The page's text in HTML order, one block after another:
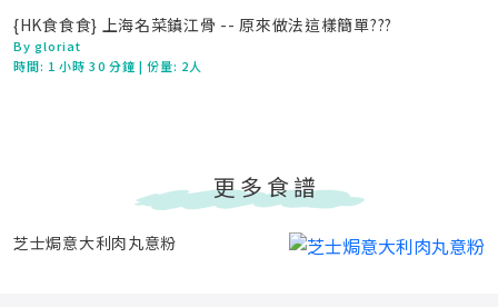
{HK食食食} 上海名菜鎮江骨 -- 原來做法這樣簡單???
By gloriat
時間: 1 小時 30 分鐘 | 份量: 2人
更多食譜
芝士焗意大利肉丸意粉